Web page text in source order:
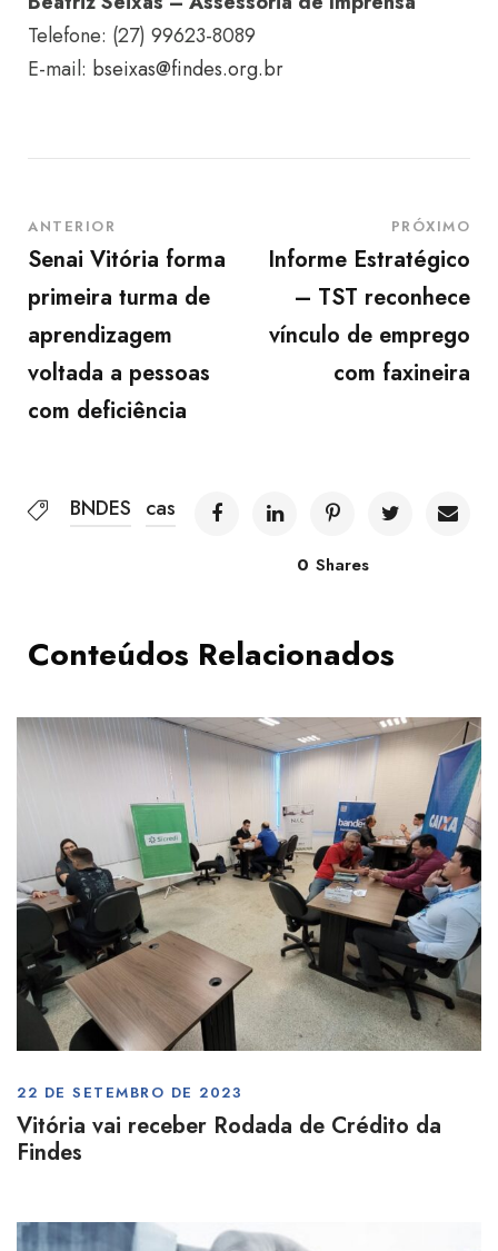
Telefone: (27) 99623-8089
E-mail: bseixas@findes.org.br
ANTERIOR
Senai Vitória forma
primeira turma de
aprendizagem
voltada a pessoas
com deficiência
PRÓXIMO
Informe Estratégico
– TST reconhece
vínculo de emprego
com faxineira
BNDES cas
0 Shares
Conteúdos Relacionados
22 DE SETEMBRO DE 2023
Vitória vai receber Rodada de Crédito da
Findes